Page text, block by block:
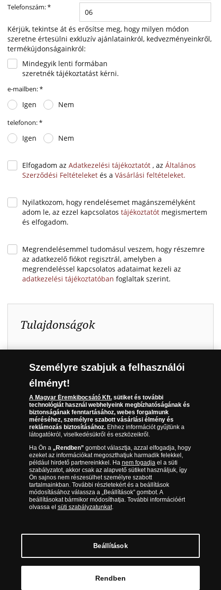
Telefonszám:*
Kérjük, tekintse át és erősítse meg, hogy milyen módon
szeretne értesülni exkluzív ajánlatainkról, kedvezményeinkről,
termékújdonságainkról:
Mindegyik lenti formában
szeretnék tájékoztatást kérni.
e-mailben:*
Igen Nem
telefonon:*
Igen Nem
Elfogadom az Adatkezelési tájékoztatót , az Általános
Szerződési Feltételeket és a Vásárlási feltételeket.
Nyilatkozom, hogy rendelésemet magánszemélyként
adom le, az ezzel kapcsolatos tájékoztatót megismertem
és elfogadom.
Megrendelésemmel tudomásul veszem, hogy részemre
az adatkezelő fiókot regisztrál, amelyben a
megrendeléssel kapcsolatos adataimat kezeli az
adatkezelési tájékoztatóban foglaltak szerint.
MEGRENDELEM >>
Tulajdonságok
Anyag:
Színarany (Au 999/1000)
Átmérő:
18 mm
Súly:
Minőség:
Tükörveret
Limitáció:
2500
Előlap:
Gróf Széchenyi István
leghíresebb portréja
Hátlap:
Széchenyi család grófi
címere és a család
évszázados jelmondata
Kibocsátó:
Magyar Éremkibocsátó Kft.
Kibocsátás éve:
2026
© Copyright 2026 - Magyar Éremkibocsátó Kft.
Személyre szabjuk a felhasználói
élményt!
A Magyar Éremkibocsátó Kft.sütiket és további
technológiát használ webhelyeink megbízhatóságának és
biztonságának fenntartásához, webes forgalmunk
méréséhez, személyre szabott vásárlási élmény és
reklámozás biztosításához.Ehhez információt gyűjtünk a
látogatókról, viselkedésükről és eszközeikről.
Ha Ön a „Rendben”gombot választja, azzal elfogadja, hogy
ezeket az információkat megoszthatjuk harmadik felekkel,
például hirdető partnereinkkel. Ha nem fogadjael a süti
szabályzatot, akkor csak az alapvető sütiket használjuk, így
Ön sajnos nem részesülhet személyre szabott
tartalmainkban. További részletekért és a beállítások
módosításához válassza a „Beállítások” gombot. A
beállításokat bármikor módosíthatja. További információért
olvassa el süti szabályzatunkat.
Beállítások
Rendben